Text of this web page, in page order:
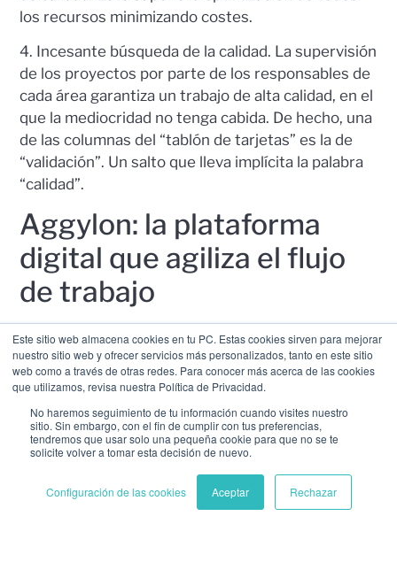
Este sitio web almacena cookies en tu PC. Estas cookies sirven para mejorar
nuestro sitio web y ofrecer servicios más personalizados, tanto en este sitio
web como a través de otras redes. Para conocer más acerca de las cookies
que utilizamos, revisa nuestra Política de Privacidad.
No haremos seguimiento de tu información cuando visites nuestro
sitio. Sin embargo, con el fin de cumplir con tus preferencias,
tendremos que usar solo una pequeña cookie para que no se te
solicite volver a tomar esta decisión de nuevo.
Configuración de las cookies Aceptar Rechazar
los recursos minimizando costes.
4. Incesante búsqueda de la calidad. La supervisión
de los proyectos por parte de los responsables de
cada área garantiza un trabajo de alta calidad, en el
que la mediocridad no tenga cabida. De hecho, una
de las columnas del “tablón de tarjetas” es la de
“validación”. Un salto que lleva implícita la palabra
“calidad”.
Aggylon: la plataforma
digital que agiliza el flujo
de trabajo
Aggylon es una plataforma digital que ha
constituido un revulsivo en la gestión de las
empresas. De hecho, Aggylon comparte una parte
Asimismo, Aggylon destaca por ser una solución
responsive, es decir, posee un diseño web
adaptativo que permite que tanto miembros de
una empresa como colaboradores externos